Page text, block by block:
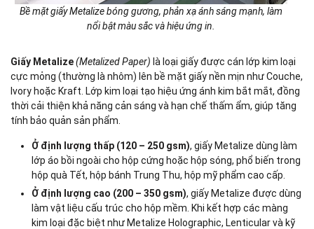
Bề mặt giấy Metalize bóng gương, phản xạ ánh sáng mạnh, làm
nổi bật màu sắc và hiệu ứng in.
Giấy Metalize(Metalized Paper) là loại giấy được cán lớp kim loại
cực mỏng (thường là nhôm) lên bề mặt giấy nền mịn như Couche,
Ivory hoặc Kraft. Lớp kim loại tạo hiệu ứng ánh kim bắt mắt, đồng
thời cải thiện khả năng cản sáng và hạn chế thấm ẩm, giúp tăng
tính bảo quản sản phẩm.
Ở định lượng thấp (120 – 250 gsm), giấy Metalize dùng làm
lớp áo bồi ngoài cho hộp cứng hoặc hộp sóng, phổ biến trong
hộp quà Tết, hộp bánh Trung Thu, hộp mỹ phẩm cao cấp.
Ở định lượng cao (200 – 350 gsm), giấy Metalize được dùng
làm vật liệu cấu trúc cho hộp mềm. Khi kết hợp các màng
kim loại đặc biệt như Metalize Holographic, Lenticular và kỹ